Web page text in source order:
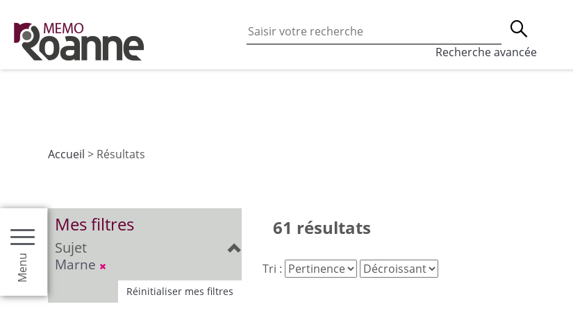
En poursuivant votre navigation sur ce site vous acceptez l’utilisation des cookies, qui sont utilisés à des
les fonctionnalités de partages de contenu sur les réseaux sociaux.
Recherche avancée
Menu
Accueil > Résultats
Mes filtres
Sujet
Marne
Réinitialiser mes filtres
61 résultats
Tri :